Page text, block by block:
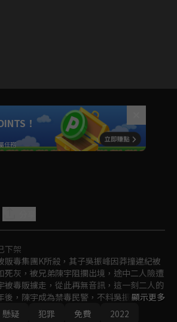
見諒
！
任務
下架
販毒集團K所殺，其子吳振峰因莽撞違紀被
死灰，被兄弟陳宇阻攔出境，途中二人險遭
被毒販擄走，從此再無音訊，這一刻二人的
後，陳宇成為禁毒民警，不料吳振峰再度歸
峰洗刷嫌疑後，卻被陳宇發覺他與販毒集團
顯示更多
懸疑 犯罪 免費 2022